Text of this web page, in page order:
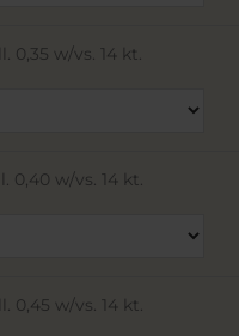
0,35 w/vs. 14 kt.
0,40 w/vs. 14 kt.
0,45 w/vs. 14 kt.